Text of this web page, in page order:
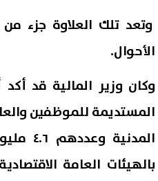
وتعد تلك العلاوة جزء
الأحوال.
وكان وزير المالية قد أكد
المستديمة للموظفين